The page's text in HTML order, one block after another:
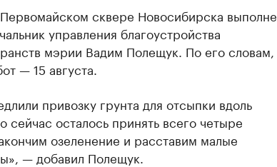
сквере Новосибирска
управления благоустройства
мэрии Вадим Полещук. По его словам,
— 15 августа.
привозку грунта для отсыпки вдоль
сейчас осталось принять всего четыре
озеленение и расставим малые
— добавил Полещук.